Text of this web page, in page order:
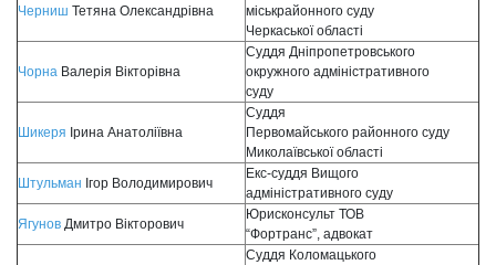
Черниш Тетяна Олександрівна
міськрайонного суду
Черкаської області
Чорна Валерія Вікторівна
Суддя Дніпропетровського
окружного адміністративного
суду
Шикеря Ірина Анатоліївна
Суддя
Первомайського районного суду
Миколаївської області
Штульман Ігор Володимирович
Екс-суддя Вищого
адміністративного суду
Ягунов Дмитро Вікторович
Юрисконсульт ТОВ
“Фортранс”, адвокат
Суддя Коломацького